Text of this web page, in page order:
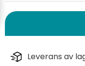
Leverans av